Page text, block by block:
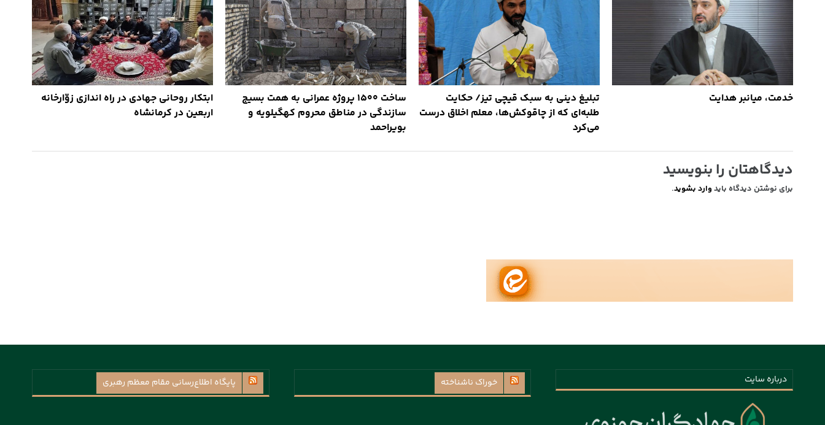
خدمت، میانبر هدایت
تبلیغ دینی به سبک قیچی تیز/ حکایت
طلبه‌ای که از چاقوکش‌ها، معلم اخلاق درست
می‌کرد
ساخت ۱۵۰۰ پروژه عمرانی به همت بسیج
سازندگی در مناطق محروم کهگیلویه و
بویراحمد
ابتکار روحانی جهادی در راه اندازی زوّارخانه
اربعین در کرمانشاه
دیدگاهتان را بنویسید
برای نوشتن دیدگاه باید وارد بشوید.
درباره سایت خوراک ناشناخته پايگاه اطلاع‌رسانی مقام معظم رهبری